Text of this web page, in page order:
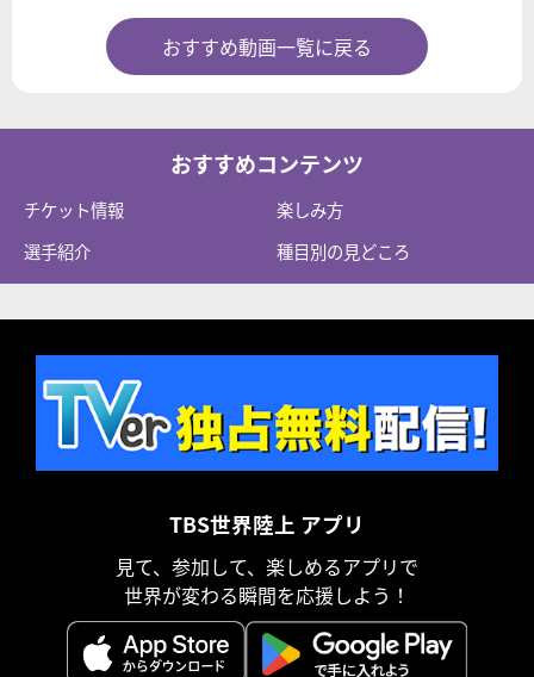
おすすめ動画一覧に戻る
おすすめコンテンツ
チケット情報
楽しみ方
選手紹介
種目別の見どころ
TBS世界陸上 アプリ
見て、参加して、楽しめるアプリで
世界が変わる瞬間を応援しよう！